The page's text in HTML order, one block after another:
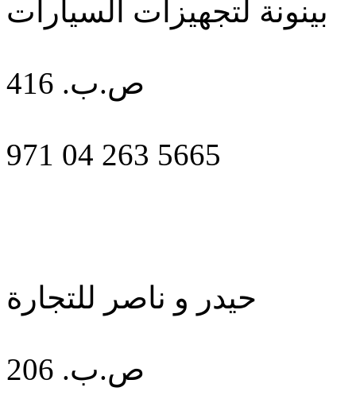
بينونة لتجهيزات السيارات
ص.ب. 416
971 04 263 5665
حيدر و ناصر للتجارة
ص.ب. 206